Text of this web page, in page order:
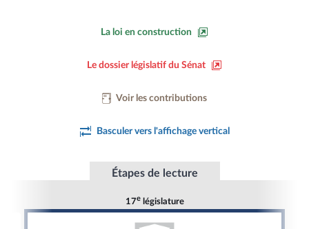
La loi en construction
Le dossier législatif du Sénat
Voir les contributions
Basculer vers l'affichage vertical
Étapes de lecture
17elégislature